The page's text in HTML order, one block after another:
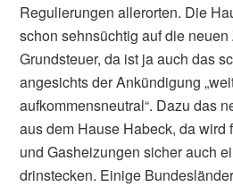
Regulierungen allerorten. Die
schon sehnsüchtig auf die
Grundsteuer, da ist ja auch das
angesichts der Ankündigung
aufkommensneutral“. Dazu das
aus dem Hause Habeck, da wird
und Gasheizungen sicher auch
drinstecken. Einige